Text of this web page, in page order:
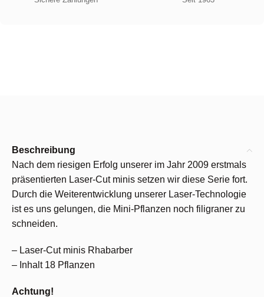
Beschreibung
Nach dem riesigen Erfolg unserer im Jahr 2009 erstmals
präsentierten Laser-Cut minis setzen wir diese Serie fort.
Durch die Weiterentwicklung unserer Laser-Technologie
ist es uns gelungen, die Mini-Pflanzen noch filigraner zu
schneiden.
– Laser-Cut minis Rhabarber
– Inhalt 18 Pflanzen
Achtung!